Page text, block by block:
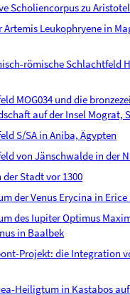
Scholiencorpus zu
Artemis Leukophryene in
römische Schlachtfeld
MOG034 und die
auf der Insel Mograt,
S/SA in Aniba, Ägypten
von Jänschwalde in der
der Stadt vor 1300
der Venus Erycina in
des Iupiter Optimus
in Baalbek
Projekt: die Integration
Heiligtum in Kastabos